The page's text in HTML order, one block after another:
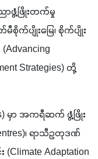
ာဖွံ့ဖြိုးတက်မှု
စိုက်ပျိုးမြေ၊ စိုက်ပျိုး
Strategies) တို့
မှာ အကရီဆက် ဖွံ့ဖြိုး
၊ ရာသီဥတုဒဏ်
(Climate Adaptation